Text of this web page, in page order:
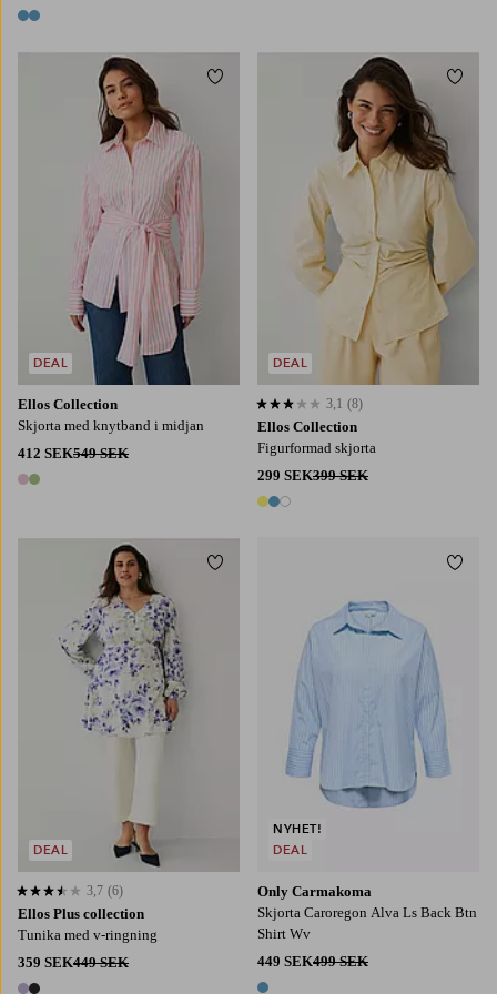
2 färger
2 färger
Ellos Collection
Skjorta med knytband i midjan
412 SEK549 SEK
2 färger
DEAL
Lägg till i favoriter
Ellos Collection
Figurformad skjorta
299 SEK399 SEK
3 färger
3,1 baserat på 8 st betyg
3,1 (8)
DEAL
Ellos Plus collection
Tunika med v-ringning
359 SEK449 SEK
3,7 baserat på 6 st betyg
3,7 (6)
DEAL
Lägg till i favoriter
3XL4XL
Only Carmakoma
Skjorta Caroregon Alva Ls Back Btn
Shirt Wv
449 SEK499 SEK
NYHET!
DEAL